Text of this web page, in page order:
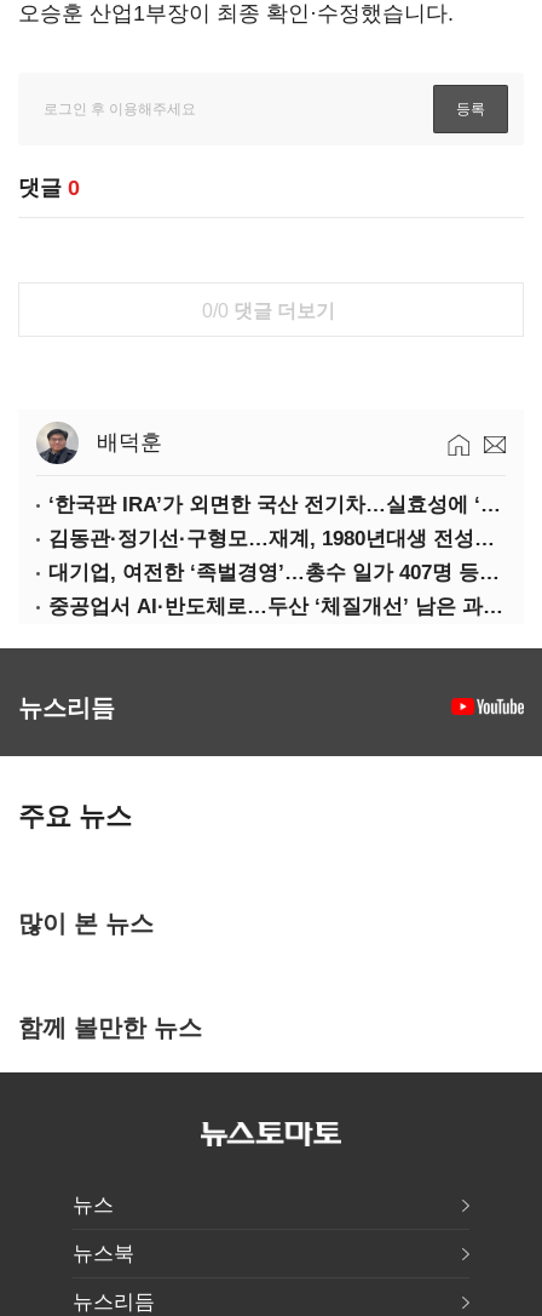
오승훈 산업1부장이 최종 확인·수정했습니다.
댓글 0
0/0 댓글 더보기
배덕훈
‘한국판 IRA’가 외면한 국산 전기차…실효성에 ‘의문’
김동관·정기선·구형모…재계, 1980년대생 전성시대
대기업, 여전한 ‘족벌경영’…총수 일가 407명 등기임원
중공업서 AI·반도체로…두산 ‘체질개선’ 남은 과제는
뉴스리듬
주요 뉴스
많이 본 뉴스
함께 볼만한 뉴스
뉴스
뉴스북
뉴스리듬